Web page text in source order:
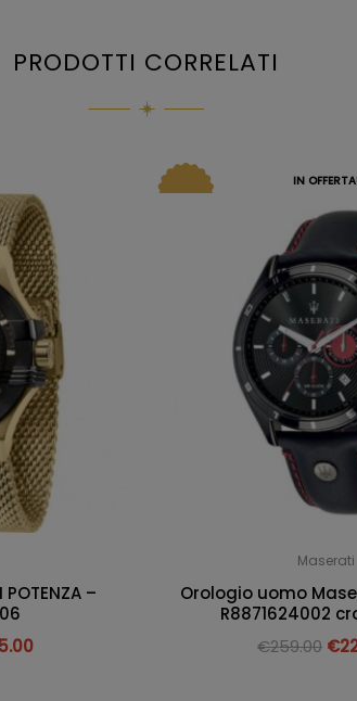
PRODOTTI CORRELATI
POTENZA –
IN
Maserati
Orologio uomo
R8871624002
€259.00 €